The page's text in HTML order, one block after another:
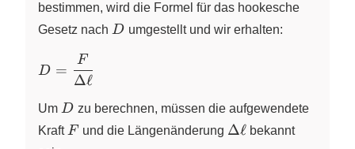
bestimmen, wird die Formel für das hookesche
Gesetz nach D
D umgestellt und wir erhalten:
D=\dfrac{F}
{\Delta \ell}
D =
Δℓ
F
Um D
D zu berechnen, müssen die aufgewendete
Kraft F
F und die Längenänderung \Delta
Δℓbekannt